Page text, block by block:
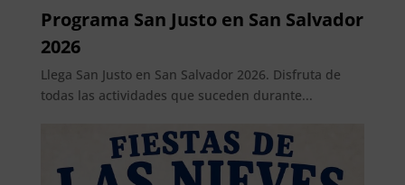
Programa San Justo en San Salvador
2026
Llega San Justo en San Salvador 2026. Disfruta de
todas las actividades que suceden durante...